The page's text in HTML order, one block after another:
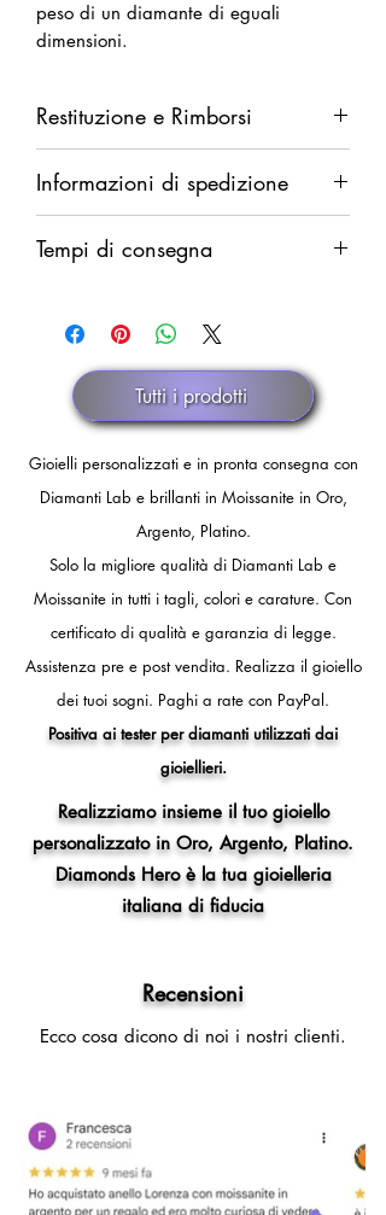
peso di un diamante di eguali
dimensioni.
Restituzione e Rimborsi
14 giorni dalla ricezione della merce.
Rimborso completo in caso di difetti.
Rimborso parziale (del solo costo della
merce al netto delle spese di
discrezionale.
Informazioni di spedizione
integrale in caso di smarrimento.
dello spedizioniere o dopo 30 giorni
Tempi di consegna
Tutti i prodotti
Gioielli personalizzati e in pronta consegna con
Diamanti Lab e brillanti in Moissanite in Oro,
Argento, Platino.
Solo la migliore qualità di Diamanti Lab e
Moissanite in tutti i tagli, colori e carature. Con
certificato di qualità e garanzia di legge.
Assistenza pre e post vendita. Realizza il gioiello
dei tuoi sogni. Paghi a rate con PayPal.
Positiva ai tester per diamanti utilizzati dai
gioiellieri.
Realizziamo insieme il tuo gioiello
personalizzato in Oro, Argento, Platino.
Diamonds Hero è la tua gioielleria
italiana di fiducia
Recensioni
Ecco cosa dicono di noi i nostri clienti.